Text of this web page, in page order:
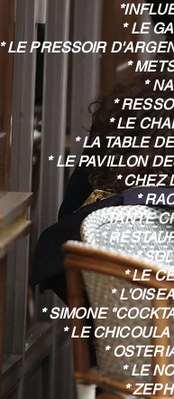
* LE
* LE PRESSOIR
*
*
*
* LE
* LA TABLE
* LE PAVILLON
* CHEZ
*
* TANTE
*
*
* LE
*
* SIMONE
* LE
*
* LE
*